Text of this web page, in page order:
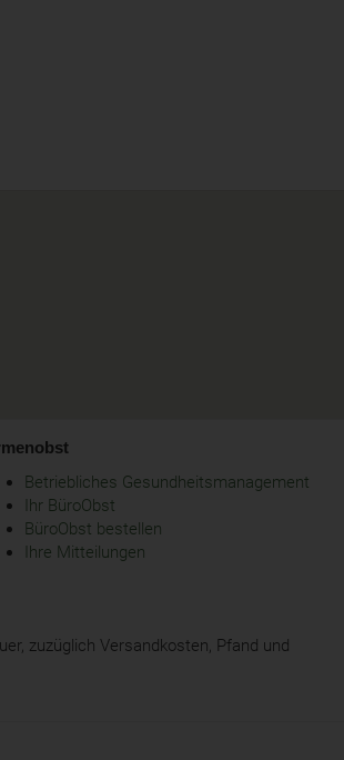
Betriebliches Gesundheitsmanagement
Ihr BüroObst
BüroObst bestellen
Ihre Mitteilungen
zuzüglich Versandkosten, Pfand und